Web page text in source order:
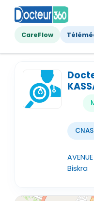
CareFlow
CNAS
Biskra